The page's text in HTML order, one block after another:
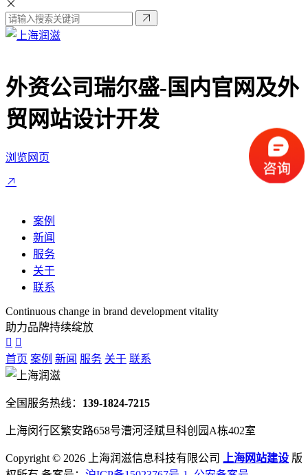
外资公司瑞尔盛-国内官网及外
贸网站设计开发
浏览网页
案例
新闻
服务
关于
联系
Continuous change in brand development vitality
助力品牌持续绽放
首页 案例 新闻 服务 关于 联系
全国服务热线： 139-1824-7215
上海闵行区繁安路658号漕河泾赋旦科创园A栋402室
Copyright © 2026 上海润滋信息科技有限公司 上海网站建设 版